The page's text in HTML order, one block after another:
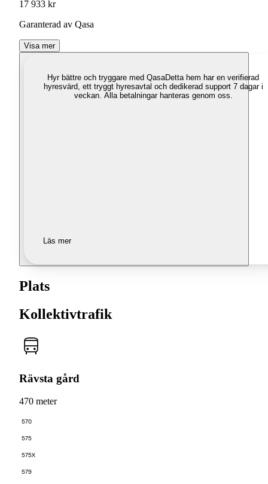
17 933 kr
Garanterad av Qasa
Visa mer
Hyr bättre och tryggare med QasaDetta hem har en verifierad
hyresvärd, ett tryggt hyresavtal och dedikerad support 7 dagar i
veckan. Alla betalningar hanteras genom oss.
Läs mer
Plats
Kollektivtrafik
Rävsta gård
470 meter
570
575
575X
579